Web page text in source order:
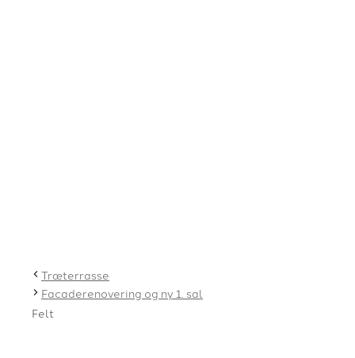
Træterrasse
Facaderenovering og ny 1. sal
Felt